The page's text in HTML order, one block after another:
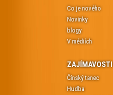
Co je nového
Novinky
blogy
V médiích
ZAJÍMAVOSTI
Čínský tanec
Hudba